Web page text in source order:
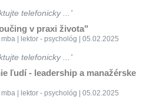
telefonicky ...
v praxi života"
| lektor - psychológ | 05.02.2025
telefonicky ...
ľudí - leadership a manažérske
| lektor - psychológ | 05.02.2025